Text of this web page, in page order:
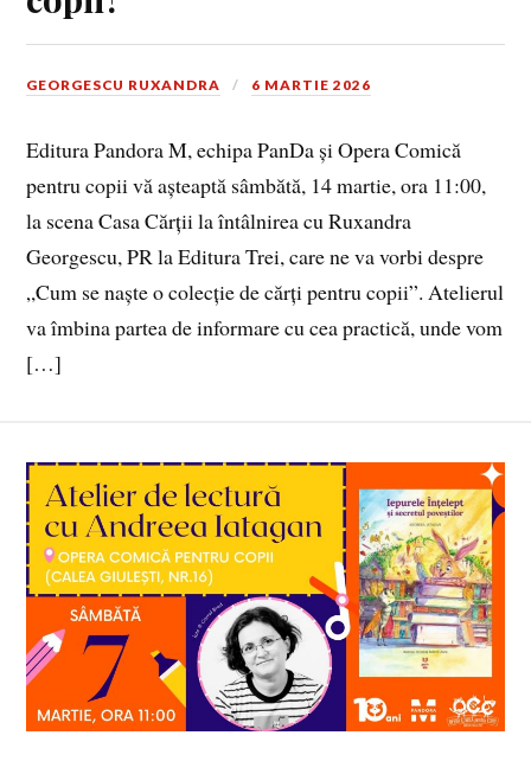
GEORGESCU RUXANDRA 6 MARTIE 2026
Editura Pandora M, echipa PanDa și Opera Comică
pentru copii vă așteaptă sâmbătă, 14 martie, ora 11:00,
la scena Casa Cărții la întâlnirea cu Ruxandra
Georgescu, PR la Editura Trei, care ne va vorbi despre
„Cum se naște o colecție de cărți pentru copii”. Atelierul
va îmbina partea de informare cu cea practică, unde vom
[…]